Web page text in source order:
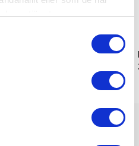
tjänster.
Mugg Forza blank tvåfärgad